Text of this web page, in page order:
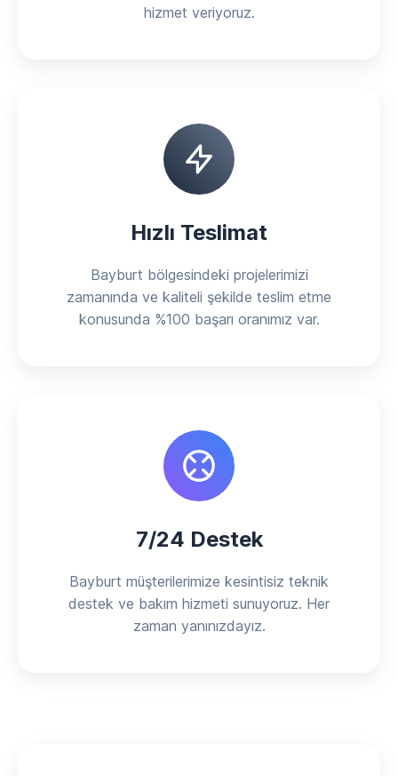
hizmet veriyoruz.
Hızlı Teslimat
Bayburt bölgesindeki projelerimizi
zamanında ve kaliteli şekilde teslim etme
konusunda %100 başarı oranımız var.
7/24 Destek
Bayburt müşterilerimize kesintisiz teknik
destek ve bakım hizmeti sunuyoruz. Her
zaman yanınızdayız.